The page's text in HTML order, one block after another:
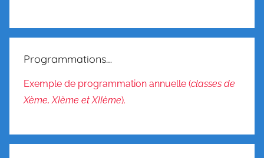
c
e
r
Programmations…
Exemple de programmation annuelle (classes de
Xème, XIème et XIIème).